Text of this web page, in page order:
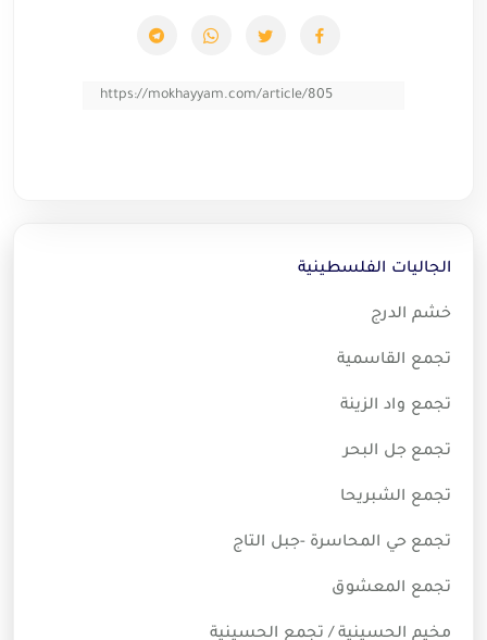
الجاليات الفلسطينية
خشم الدرج
تجمع القاسمية
تجمع واد الزينة
تجمع جل البحر
تجمع الشبريحا
تجمع حي المحاسرة -جبل التاج
تجمع المعشوق
مخيم الحسينية / تجمع الحسينية
https://mokhayyam.com/article/805